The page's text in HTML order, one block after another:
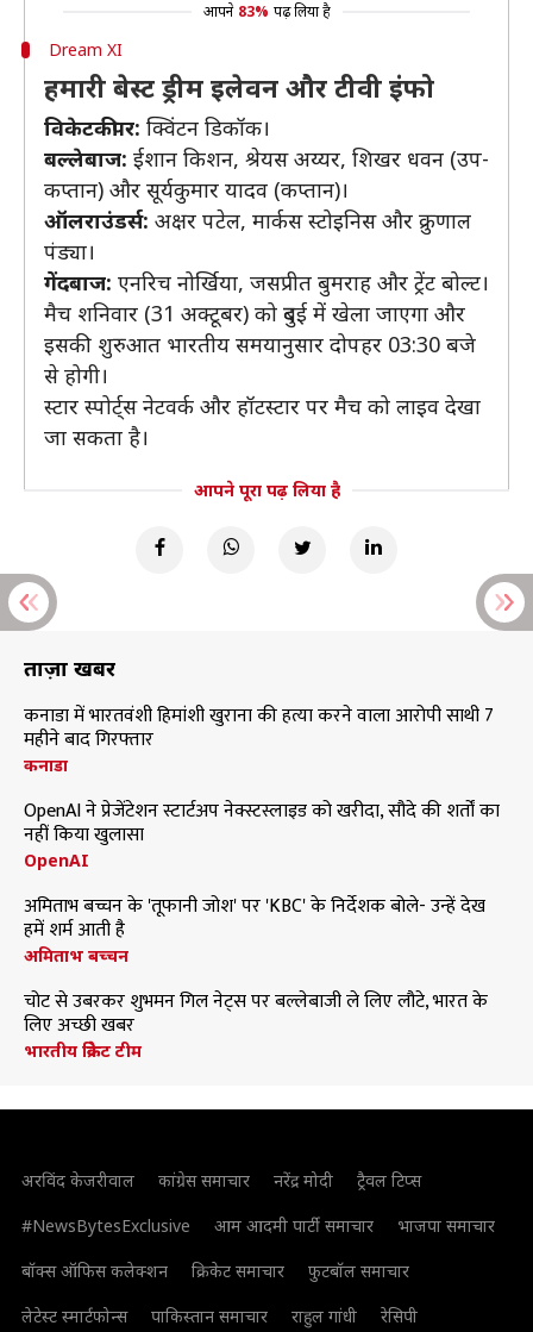
आपने 83% पढ़ लिया है
Dream XI
हमारी बेस्ट ड्रीम इलेवन और टीवी इंफो
विकेटकीपर: क्विंटन डिकॉक।
बल्लेबाज: ईशान किशन, श्रेयस अय्यर, शिखर धवन (उप-
कप्तान) और सूर्यकुमार यादव (कप्तान)।
ऑलराउंडर्स: अक्षर पटेल, मार्कस स्टोइनिस और क्रुणाल
पंड्या।
गेंदबाज: एनरिच नोर्खिया, जसप्रीत बुमराह और ट्रेंट बोल्ट।
मैच शनिवार (31 अक्टूबर) को दुबई में खेला जाएगा और
इसकी शुरुआत भारतीय समयानुसार दोपहर 03:30 बजे
से होगी।
स्टार स्पोर्ट्स नेटवर्क और हॉटस्टार पर मैच को लाइव देखा
जा सकता है।
आपने पूरा पढ़ लिया है
ताज़ा खबरें
कनाडा में भारतवंशी हिमांशी खुराना की हत्या करने वाला आरोपी साथी 7
महीने बाद गिरफ्तार
कनाडा
OpenAI ने प्रेजेंटेशन स्टार्टअप नेक्स्टस्लाइड को खरीदा, सौदे की शर्तों का
नहीं किया खुलासा
OpenAI
अमिताभ बच्चन के 'तूफानी जोश' पर 'KBC' के निर्देशक बोले- उन्हें देख
हमें शर्म आती है
अमिताभ बच्चन
चोट से उबरकर शुभमन गिल नेट्स पर बल्लेबाजी ले लिए लौटे, भारत के
लिए अच्छी खबर
भारतीय क्रिकेट टीम
अरविंद केजरीवाल कांग्रेस समाचार नरेंद्र मोदी
ट्रैवल टिप्स
#NewsBytesExclusive
आम आदमी पार्टी समाचार
भाजपा समाचार
बॉक्स ऑफिस कलेक्शन
क्रिकेट समाचार
फुटबॉल समाचार
लेटेस्ट स्मार्टफोन्स
पाकिस्तान समाचार राहुल गांधी रेसिपी